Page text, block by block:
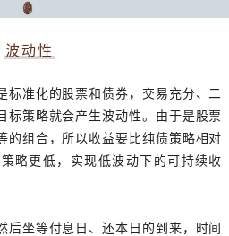
波动性
标准化的股票和债券，交易充分、二
标策略就会产生波动性。由于是股票
的组合，所以收益要比纯债策略相对
略更低，实现低波动下的可持续收
后坐等付息日、还本日的到来，时间